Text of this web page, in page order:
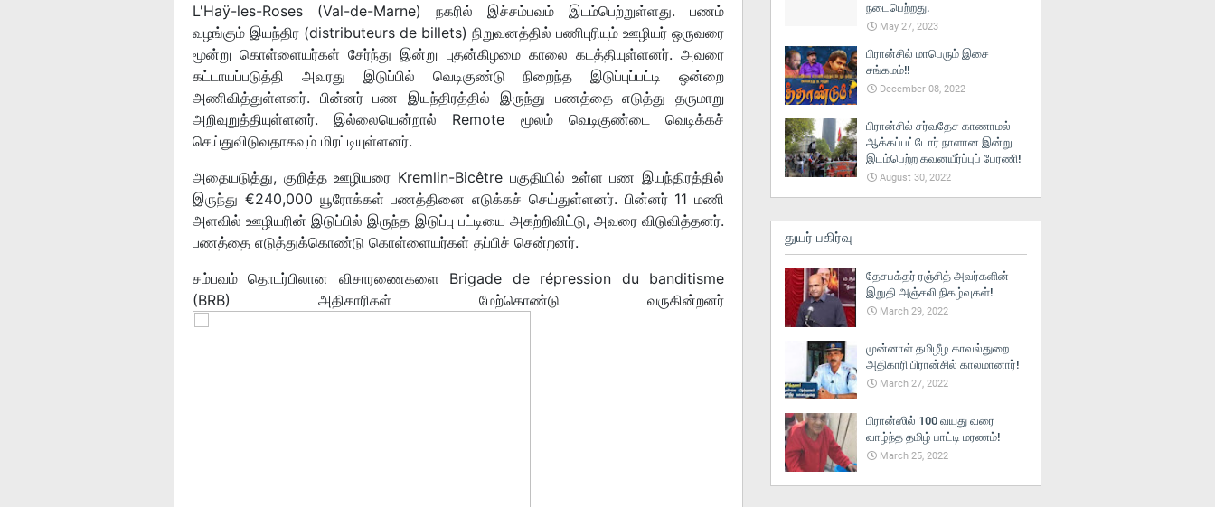
L'Haÿ-les-Roses (Val-de-Marne) நகரில் இச்சம்பவம் இடம்பெற்றுள்ளது. பணம்
வழங்கும் இயந்திர (distributeurs de billets) நிறுவனத்தில் பணிபுரியும் ஊழியர் ஒருவரை
மூன்று கொள்ளையர்கள் சேர்ந்து இன்று புதன்கிழமை காலை கடத்தியுள்ளனர். அவரை
கட்டாயப்படுத்தி அவரது இடுப்பில் வெடிகுண்டு நிறைந்த இடுப்புப்பட்டி ஒன்றை
அணிவித்துள்ளனர். பின்னர் பண இயந்திரத்தில் இருந்து பணத்தை எடுத்து தருமாறு
அறிவுறுத்தியுள்ளனர். இல்லையென்றால் Remote மூலம் வெடிகுண்டை வெடிக்கச்
செய்துவிடுவதாகவும் மிரட்டியுள்ளனர்.
அதையடுத்து, குறித்த ஊழியரை Kremlin-Bicêtre பகுதியில் உள்ள பண இயந்திரத்தில்
இருந்து €240,000 யூரோக்கள் பணத்தினை எடுக்கச் செய்துள்ளனர். பின்னர் 11 மணி
அளவில் ஊழியரின் இடுப்பில் இருந்த இடுப்பு பட்டியை அகற்றிவிட்டு, அவரை விடுவித்தனர்.
பணத்தை எடுத்துக்கொண்டு கொள்ளையர்கள் தப்பிச் சென்றனர்.
சம்பவம் தொடர்பிலான விசாரணைகளை Brigade de répression du banditisme
(BRB) அதிகாரிகள் மேற்கொண்டு வருகின்றனர்
நடைபெற்றது.
May 27, 2023
பிரான்சில் மாபெரும் இசை
சங்கமம்!!
December 08, 2022
பிரான்சில் சர்வதேச காணாமல்
ஆக்கப்பட்டோர் நாளான இன்று
இடம்பெற்ற கவனயீர்ப்புப் பேரணி!
August 30, 2022
துயர் பகிர்வு
தேசபக்தர் ரஞ்சித் அவர்களின்
இறுதி அஞ்சலி நிகழ்வுகள்!
March 29, 2022
முன்னாள் தமிழீழ காவல்துறை
அதிகாரி பிரான்சில் காலமானார்!
March 27, 2022
பிரான்ஸில் 100 வயது வரை
வாழ்ந்த தமிழ் பாட்டி மரணம்!
March 25, 2022